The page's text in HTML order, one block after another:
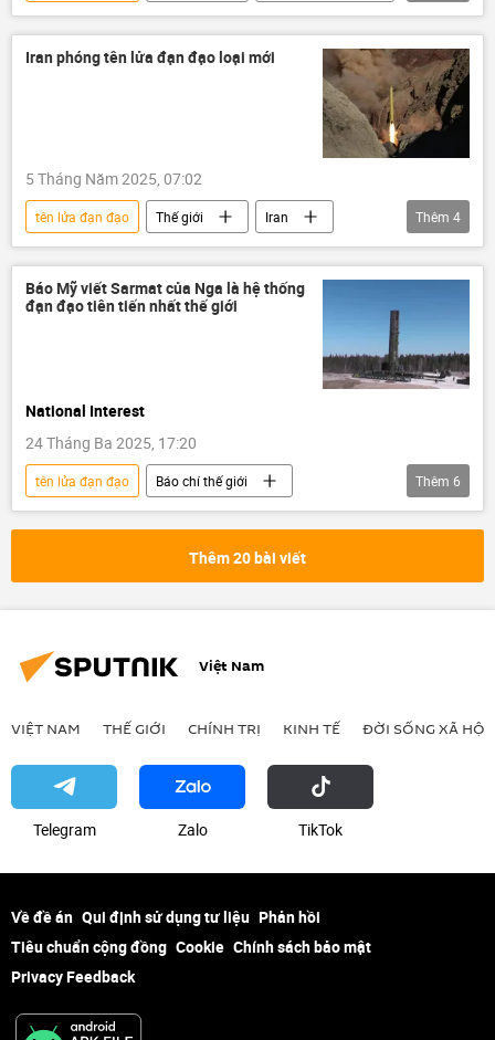
tên lửa
Quân sự
Kim Jong-un
động cơ
Iran phóng tên lửa đạn đạo loại mới
5 Tháng Năm 2025, 07:02
tên lửa đạn đạo Thế giới
Iran
Quân sự
phóng tên lửa đạn đạo
Israel
Hoa Kỳ
Thêm 4
Báo Mỹ viết Sarmat của Nga là hệ thống
đạn đạo tiên tiến nhất thế giới
National Interest
24 Tháng Ba 2025, 17:20
tên lửa đạn đạo
Báo chí thế giới
tên lửa Sarmat
tên lửa
Nga
Thế giới
Quân sự
Thêm 6
Thêm 20 bài viết
Việt Nam
VIỆT NAM THẾ GIỚI CHÍNH TRỊ KINH TẾ ĐỜI SỐNG XÃ HỘI
Telegram Zalo ТikТоk
Về đề án Qui định sử dụng tư liệu Phản hồi
Tiêu chuẩn cộng đồng Cookie Chính sách bảo mật
Privacy Feedback